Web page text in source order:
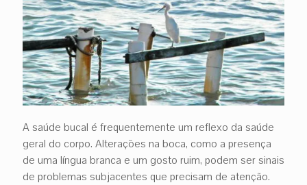
A saúde bucal é frequentemente um reflexo da saúde
geral do corpo. Alterações na boca, como a presença
de uma língua branca e um gosto ruim, podem ser sinais
de problemas subjacentes que precisam de atenção.